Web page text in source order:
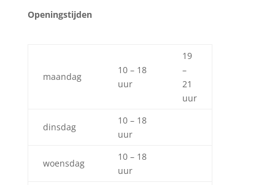
Openingstijden
maandag
10 – 18
uur
19
–
21
uur
dinsdag
10 – 18
uur
woensdag
10 – 18
uur